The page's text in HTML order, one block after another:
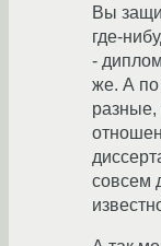
Вы
где-
-
же. А
разные,
совсем